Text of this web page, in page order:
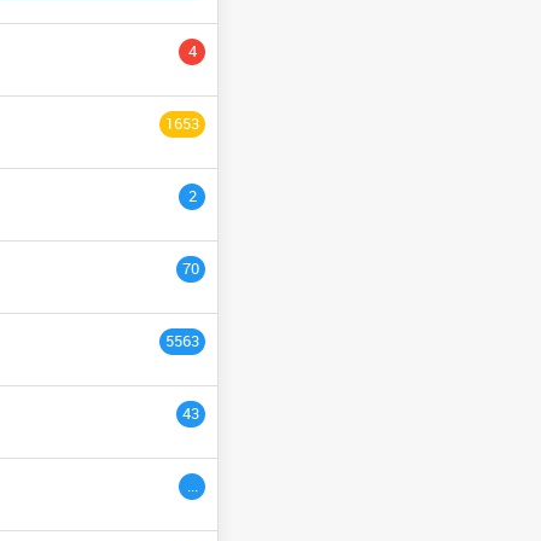
4
1653
السنة
السنة
2
70
5563
43
...
السنة الثانية
années